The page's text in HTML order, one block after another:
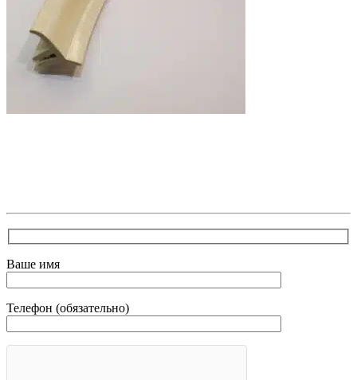
Ваше имя
Телефон (обязательно)